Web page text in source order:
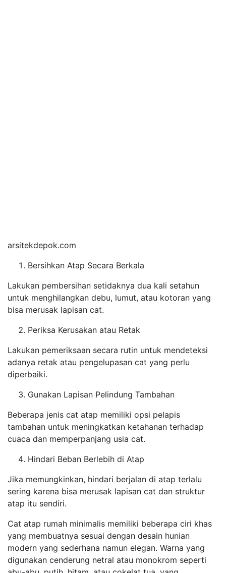
arsitekdepok.com
Bersihkan Atap Secara Berkala
Lakukan pembersihan setidaknya dua kali setahun
untuk menghilangkan debu, lumut, atau kotoran yang
bisa merusak lapisan cat.
Periksa Kerusakan atau Retak
Lakukan pemeriksaan secara rutin untuk mendeteksi
adanya retak atau pengelupasan cat yang perlu
diperbaiki.
Gunakan Lapisan Pelindung Tambahan
Beberapa jenis cat atap memiliki opsi pelapis
tambahan untuk meningkatkan ketahanan terhadap
cuaca dan memperpanjang usia cat.
Hindari Beban Berlebih di Atap
Jika memungkinkan, hindari berjalan di atap terlalu
sering karena bisa merusak lapisan cat dan struktur
atap itu sendiri.
Cat atap rumah minimalis memiliki beberapa ciri khas
yang membuatnya sesuai dengan desain hunian
modern yang sederhana namun elegan. Warna yang
digunakan cenderung netral atau monokrom seperti